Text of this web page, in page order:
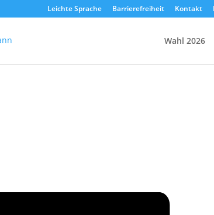
Leichte Sprache Barrierefreiheit Kontakt
Wahl 2026